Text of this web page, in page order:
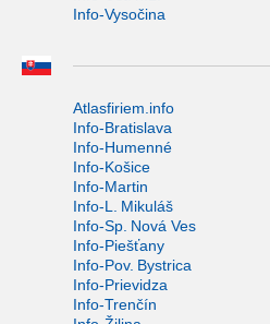
Info-Vysočina
Atlasfiriem.info
Info-Bratislava
Info-Humenné
Info-Košice
Info-Martin
Info-L. Mikuláš
Info-Sp. Nová Ves
Info-Piešťany
Info-Pov. Bystrica
Info-Prievidza
Info-Trenčín